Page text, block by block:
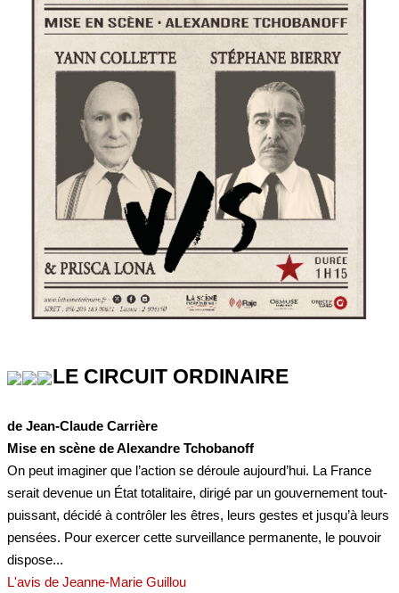
LE CIRCUIT ORDINAIRE
de Jean-Claude Carrière
Mise en scène de Alexandre Tchobanoff
On peut imaginer que l’action se déroule aujourd’hui. La France
serait devenue un État totalitaire, dirigé par un gouvernement tout-
puissant, décidé à contrôler les êtres, leurs gestes et jusqu’à leurs
pensées. Pour exercer cette surveillance permanente, le pouvoir
dispose...
L'avis de Jeanne-Marie Guillou